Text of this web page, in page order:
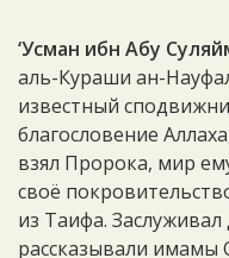
‘Усман ибн Абу
аль-Кураши ан-
известный
благословение
взял Пророка, мир
своё
из Таифа. Заслуживал
рассказывали имамы